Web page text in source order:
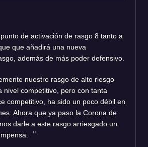
de activación de rasgo 8 tanto a
que añadirá una nueva
además de más poder defensivo.
nuestro rasgo de alto riesgo
nivel competitivo, pero con tanta
competitivo, ha sido un poco débil en
Ahora que ya paso la Corona de
darle a este rasgo arriesgado un